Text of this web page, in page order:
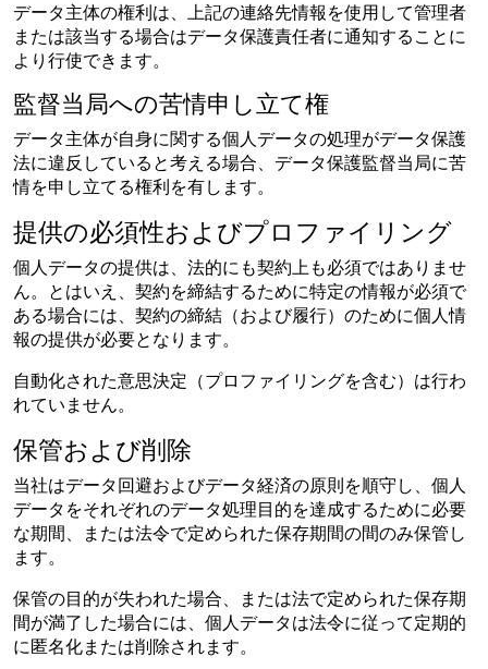
データ主体の権利は、上記の連絡先情報を使用して管理者
または該当する場合はデータ保護責任者に通知することに
より行使できます。
監督当局への苦情申し立て権
データ主体が自身に関する個人データの処理がデータ保護
法に違反していると考える場合、データ保護監督当局に苦
情を申し立てる権利を有します。
提供の必須性およびプロファイリング
個人データの提供は、法的にも契約上も必須ではありませ
ん。とはいえ、契約を締結するために特定の情報が必須で
ある場合には、契約の締結（および履行）のために個人情
報の提供が必要となります。
自動化された意思決定（プロファイリングを含む）は行わ
れていません。
保管および削除
当社はデータ回避およびデータ経済の原則を順守し、個人
データをそれぞれのデータ処理目的を達成するために必要
な期間、または法令で定められた保存期間の間のみ保管し
ます。
保管の目的が失われた場合、または法で定められた保存期
間が満了した場合には、個人データは法令に従って定期的
に匿名化または削除されます。